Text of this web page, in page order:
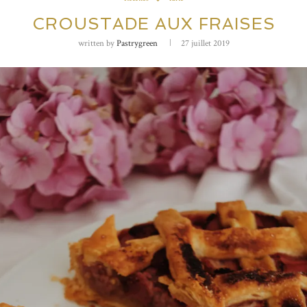
CROUSTADE AUX FRAISES
written byPastrygreen 27 juillet 2019